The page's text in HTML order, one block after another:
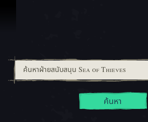
ค้นหา